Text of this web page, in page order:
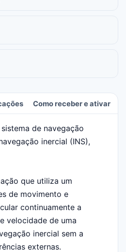
Como receber e ativar
de navegação
inercial (INS),
que utiliza um
de movimento e
continuamente a
velocidade de uma
inercial sem a
externas.